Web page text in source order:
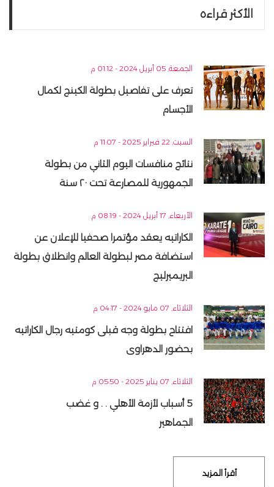
الأكثر قراءه
الجمعة, 05 أبريل 2024 - 01:12 م
تعرف على تفاصيل بطولة الكينج لكمال
الأجسام
السبت, 22 فبراير 2025 - 11:07 م
نتائج منافسات اليوم الثاني من بطولة
الجمهورية للمصارعة تحت ٢٠ سنة
الأربعاء, 17 أبريل 2024 - 08:19 م
الكاراتيه يعقد مؤتمرا صحفيا للإعلان عن
استضافة مصر لبطولة العالم وانطلاق بطولة
البريميرليج
الثلاثاء, 07 مايو 2024 - 04:17 م
افتتاح بطولة وجه قبلى كومتيه رجال الكاراتيه
بحضور الدهراوى
الثلاثاء, 07 يناير 2025 - 05:50 م
5 أسباب لأزمة الأهلي . . و غضب
الجماهير
أقرأ المزيد